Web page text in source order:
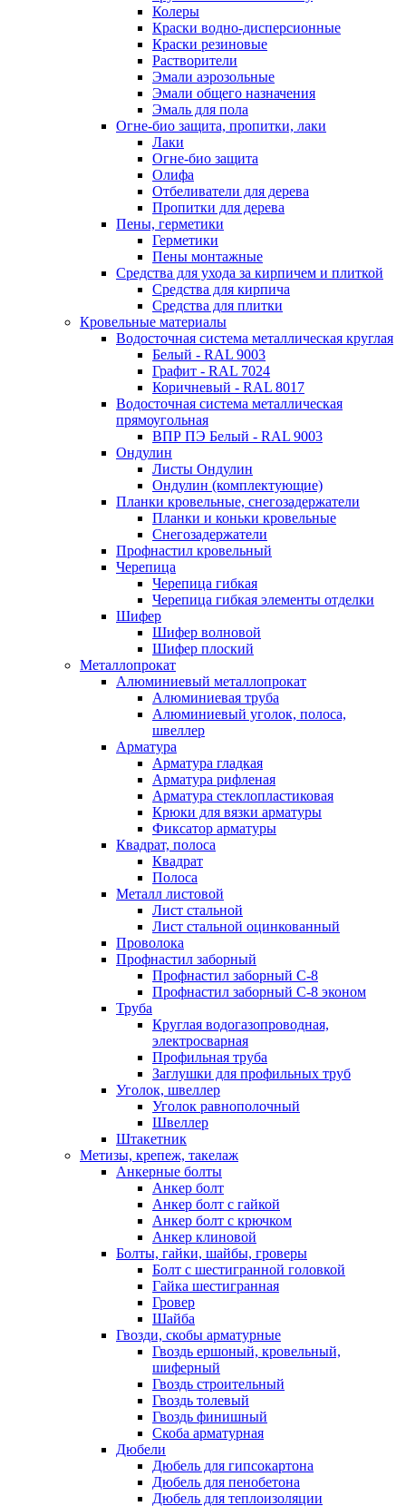
Колеры
Краски водно-дисперсионные
Краски резиновые
Растворители
Эмали аэрозольные
Эмали общего назначения
Эмаль для пола
Огне-био защита, пропитки, лаки
Лаки
Огне-био защита
Олифа
Отбеливатели для дерева
Пропитки для дерева
Пены, герметики
Герметики
Пены монтажные
Средства для ухода за кирпичем и плиткой
Средства для кирпича
Средства для плитки
Кровельные материалы
Водосточная система металлическая круглая
Белый - RAL 9003
Графит - RAL 7024
Коричневый - RAL 8017
Водосточная система металлическая
прямоугольная
ВПР ПЭ Белый - RAL 9003
Ондулин
Листы Ондулин
Ондулин (комплектующие)
Планки кровельные, снегозадержатели
Планки и коньки кровельные
Снегозадержатели
Профнастил кровельный
Черепица
Черепица гибкая
Черепица гибкая элементы отделки
Шифер
Шифер волновой
Шифер плоский
Металлопрокат
Алюминиевый металлопрокат
Алюминиевая труба
Алюминиевый уголок, полоса,
швеллер
Арматура
Арматура гладкая
Арматура рифленая
Арматура стеклопластиковая
Крюки для вязки арматуры
Фиксатор арматуры
Квадрат, полоса
Квадрат
Полоса
Металл листовой
Лист стальной
Лист стальной оцинкованный
Проволока
Профнастил заборный
Профнастил заборный С-8
Профнастил заборный С-8 эконом
Труба
Круглая водогазопроводная,
электросварная
Профильная труба
Заглушки для профильных труб
Уголок, швеллер
Уголок равнополочный
Швеллер
Штакетник
Метизы, крепеж, такелаж
Анкерные болты
Анкер болт
Анкер болт с гайкой
Анкер болт с крючком
Анкер клиновой
Болты, гайки, шайбы, гроверы
Болт c шестигранной головкой
Гайка шестигранная
Гровер
Шайба
Гвозди, скобы арматурные
Гвоздь ершоный, кровельный,
шиферный
Гвоздь строительный
Гвоздь толевый
Гвоздь финишный
Скоба арматурная
Дюбели
Дюбель для гипсокартона
Дюбель для пенобетона
Дюбель для теплоизоляции